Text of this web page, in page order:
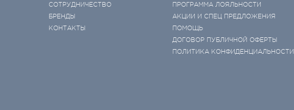
СОТРУДНИЧЕСТВО
БРЕНДЫ
КОНТАКТЫ
ПРОГРАММА ЛОЯЛЬНОСТИ
АКЦИИ И СПЕЦ ПРЕДЛОЖЕНИЯ
ПОМОЩЬ
ДОГОВОР ПУБЛИЧНОЙ ОФЕРТЫ
ПОЛИТИКА КОНФИДЕНЦИАЛЬНОСТИ